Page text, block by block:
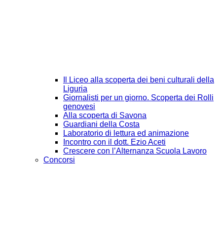
Il Liceo alla scoperta dei beni culturali della
Liguria
Giornalisti per un giorno. Scoperta dei Rolli
genovesi
Alla scoperta di Savona
Guardiani della Costa
Laboratorio di lettura ed animazione
Incontro con il dott. Ezio Aceti
Crescere con l’Alternanza Scuola Lavoro
Concorsi